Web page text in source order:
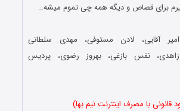
برای قصاص و دیگه همه چی تموم میشه…
آقایی، لادن مستوفی، مهدی سلطانی
زاهدی، نفس بازغی، بهروز رضوی، پردیس
قانونی با مصرف اینترنت نیم بها)